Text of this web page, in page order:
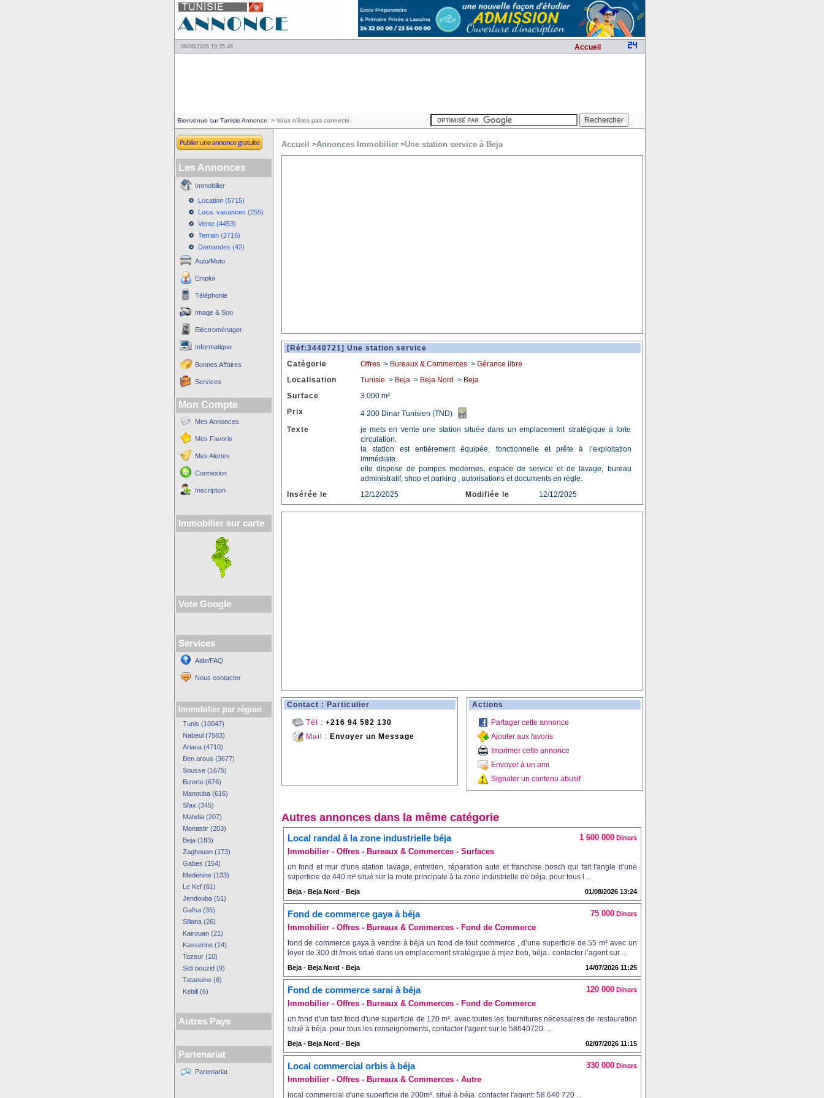
06/08/2026 19:35:48 Accueil
Bienvenue sur Tunisie Annonce. > Vous n'êtes pas connecté.
Les Annonces
Immobilier
Location (5715)
Loca. vacances (255)
Vente (4453)
Terrain (2716)
Demandes (42)
Auto/Moto
Emploi
Téléphonie
Image & Son
Eléctroménager
Informatique
Bonnes Affaires
Services
Mon Compte
Mes Annonces
Mes Favoris
Mes Alertes
Connexion
Inscription
Immobilier sur carte
Vote Google
Services
Aide/FAQ
Nous contacter
Immobilier par région
Tunis (10047)
Nabeul (7583)
Ariana (4710)
Ben arous (3677)
Sousse (1675)
Bizerte (676)
Manouba (616)
Sfax (345)
Mahdia (207)
Monastir (203)
Beja (183)
Zaghouan (173)
Gabes (154)
Medenine (133)
Le Kef (61)
Jendouba (51)
Gafsa (35)
Siliana (26)
Kairouan (21)
Kasserine (14)
Tozeur (10)
Sidi bouzid (9)
Tataouine (6)
Kebili (6)
Autres Pays
Partenariat
Partenariat
Accueil >Annonces Immobilier>Une station service à Beja
[Réf:3440721] Une station service
Catégorie
Offres> Bureaux & Commerces> Gérance libre
Localisation
Tunisie > Beja> Beja Nord > Beja
Surface
3 000 m²
Prix
4 200 Dinar Tunisien (TND)
Texte
je mets en vente une station située dans un emplacement stratégique à forte
circulation.
la station est entièrement équipée, fonctionnelle et prête à l’exploitation
immédiate.
elle dispose de pompes modernes, espace de service et de lavage, bureau
administratif, shop et parking , autorisations et documents en règle.
Insérée le
12/12/2025 Modifiée le 12/12/2025
Contact : Particulier
Tél : +216 94 582 130
Mail : Envoyer un Message
Actions
Partager cette annonce
Ajouter aux favoris
Imprimer cette annonce
Envoyer à un ami
Signaler un contenu abusif
Autres annonces dans la même catégorie
Local randal à la zone industrielle béja 1 600 000 Dinars
Immobilier - Offres - Bureaux & Commerces - Surfaces
un fond et mur d'une station lavage, entretien, réparation auto et franchise bosch qui fait l'angle d'une
superficie de 440 m² situé sur la route principale à la zone industrielle de béja. pour tous l ...
Beja - Beja Nord - Beja 01/08/2026 13:24
Fond de commerce gaya à béja 75 000 Dinars
Immobilier - Offres - Bureaux & Commerces - Fond de Commerce
fond de commerce gaya à vendre à béja un fond de tout commerce , d’une superficie de 55 m² avec un
loyer de 300 dt /mois situé dans un emplacement stratégique à mjez beb, béja.. contacter l’agent sur ...
Beja - Beja Nord - Beja 14/07/2026 11:25
Fond de commerce sarai à béja 120 000 Dinars
Immobilier - Offres - Bureaux & Commerces - Fond de Commerce
un fond d'un fast food d'une superficie de 120 m², avec toutes les fournitures nécessaires de restauration
situé à béja. pour tous les renseignements, contacter l'agent sur le 58640720. ...
Beja - Beja Nord - Beja 02/07/2026 11:15
Local commercial orbis à béja 330 000 Dinars
Immobilier - Offres - Bureaux & Commerces - Autre
local commercial d'une superficie de 200m², situé à béja. contacter l'agent: 58 640 720 ...